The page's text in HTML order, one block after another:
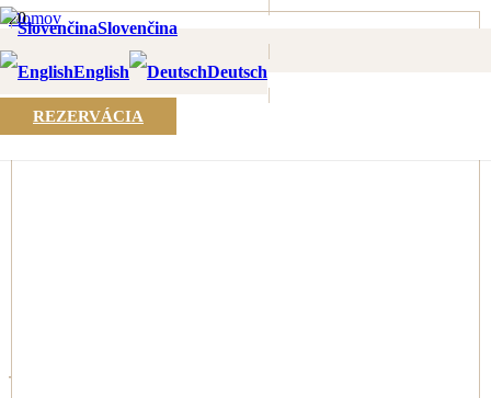
Slovenčina
English Deutsch
|
|
REZERVÁCIA
Domov
Pobytové balíky
Dámska či pánska wellness jazda